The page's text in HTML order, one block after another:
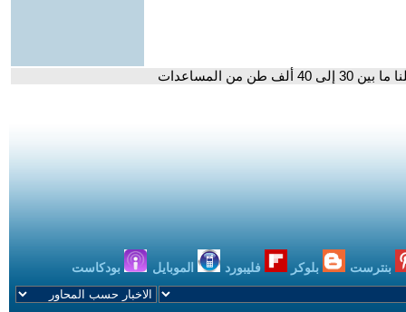
من المساعدات
بنترست بلوكر فليبورد الموبايل بودكاست